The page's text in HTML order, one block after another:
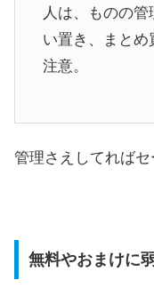
人は、ものの
い置き、まと
注意。
管理さえしてればセ
無料やおまけに